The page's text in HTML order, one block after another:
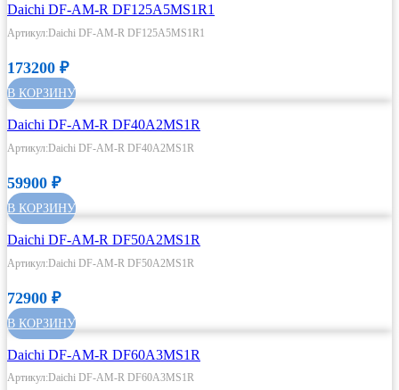
Daichi DF-AM-R DF125A5MS1R1
Артикул:Daichi DF-AM-R DF125A5MS1R1
173200 ₽
В КОРЗИНУ
Daichi DF-AM-R DF40A2MS1R
Артикул:Daichi DF-AM-R DF40A2MS1R
59900 ₽
В КОРЗИНУ
Daichi DF-AM-R DF50A2MS1R
Артикул:Daichi DF-AM-R DF50A2MS1R
72900 ₽
В КОРЗИНУ
Daichi DF-AM-R DF60A3MS1R
Артикул:Daichi DF-AM-R DF60A3MS1R